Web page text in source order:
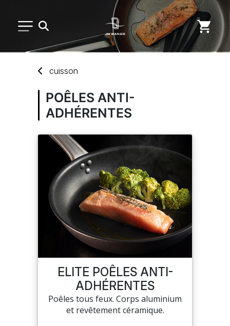
ARTS DE LA TABLE
USAGE UNIQUE
NOUVEAUTÉS
MON COMPTE
MES LISTES
cuisson
POÊLES ANTI-
ADHÉRENTES
ELITE POÊLES ANTI-
ADHÉRENTES
Poêles tous feux. Corps aluminium
et revêtement céramique.